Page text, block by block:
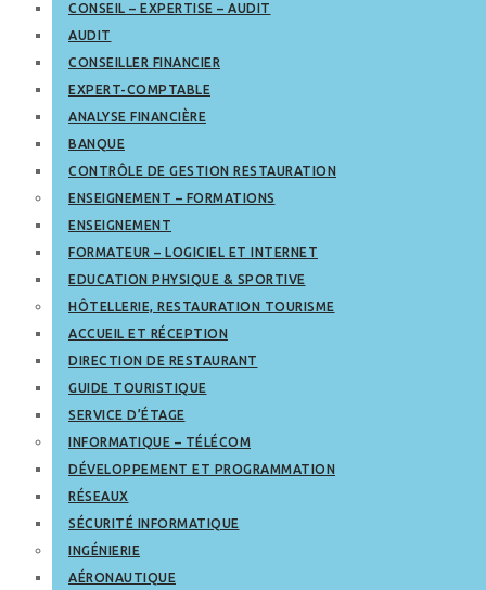
CONSEIL – EXPERTISE – AUDIT
AUDIT
CONSEILLER FINANCIER
EXPERT-COMPTABLE
ANALYSE FINANCIÈRE
BANQUE
CONTRÔLE DE GESTION RESTAURATION
ENSEIGNEMENT – FORMATIONS
ENSEIGNEMENT
FORMATEUR – LOGICIEL ET INTERNET
EDUCATION PHYSIQUE & SPORTIVE
HÔTELLERIE, RESTAURATION TOURISME
ACCUEIL ET RÉCEPTION
DIRECTION DE RESTAURANT
GUIDE TOURISTIQUE
SERVICE D’ÉTAGE
INFORMATIQUE – TÉLÉCOM
DÉVELOPPEMENT ET PROGRAMMATION
RÉSEAUX
SÉCURITÉ INFORMATIQUE
INGÉNIERIE
AÉRONAUTIQUE